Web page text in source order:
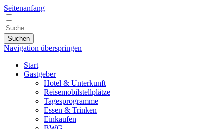
Seitenanfang
Suchen
Navigation überspringen
Start
Gastgeber
Hotel & Unterkunft
Reisemobilstellplätze
Tagesprogramme
Essen & Trinken
Einkaufen